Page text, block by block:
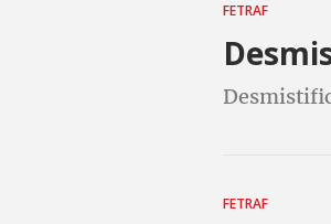
FETRAF
FETRAF